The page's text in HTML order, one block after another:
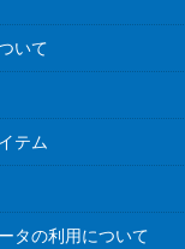
いて
テム
タの利用について